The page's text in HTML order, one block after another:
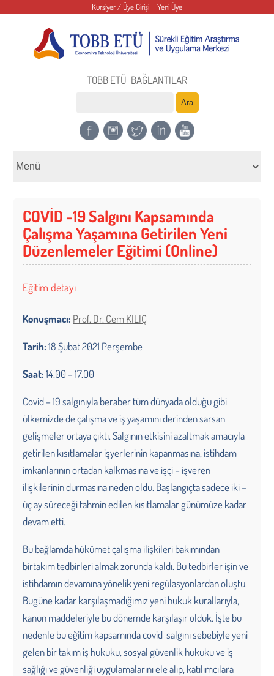
Kursiyer / Üye Girişi Yeni Üye
TOBB ETÜ BAĞLANTILAR
COVİD -19 Salgını Kapsamında
Çalışma Yaşamına Getirilen Yeni
Düzenlemeler Eğitimi (Online)
Eğitim detayı
Konuşmacı: Prof. Dr. Cem KILIÇ
Tarih:18 Şubat 2021 Perşembe
Saat:14.00 – 17.00
Covid – 19 salgınıyla beraber tüm dünyada olduğu gibi
ülkemizde de çalışma ve iş yaşamını derinden sarsan
gelişmeler ortaya çıktı. Salgının etkisini azaltmak amacıyla
getirilen kısıtlamalar işyerlerinin kapanmasına, istihdam
imkanlarının ortadan kalkmasına ve işçi – işveren
ilişkilerinin durmasına neden oldu. Başlangıçta sadece iki –
üç ay süreceği tahmin edilen kısıtlamalar günümüze kadar
devam etti.
Bu bağlamda hükümet çalışma ilişkileri bakımından
birtakım tedbirleri almak zorunda kaldı. Bu tedbirler işin ve
istihdamın devamına yönelik yeni regülasyonlardan oluştu.
Bugüne kadar karşılaşmadığımız yeni hukuk kurallarıyla,
kanun maddeleriyle bu dönemde karşılaşır olduk. İşte bu
nedenle bu eğitim kapsamında covid salgını sebebiyle yeni
gelen bir takım iş hukuku, sosyal güvenlik hukuku ve iş
sağlığı ve güvenliği uygulamalarını ele alıp, katılımcılara